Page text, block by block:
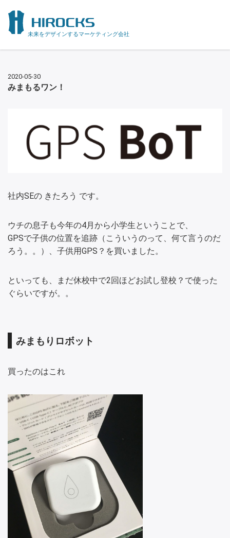
未来をデザインするマーケティング会社
2020-05-30
みまもるワン！
社内SEの きたろう です。
ウチの息子も今年の4月から小学生ということで、
GPSで子供の位置を追跡（こういうのって、何て言うのだ
ろう。。）、子供用GPS？を買いました。
といっても、まだ休校中で2回ほどお試し登校？で使った
ぐらいですが。。
みまもりロボット
買ったのはこれ